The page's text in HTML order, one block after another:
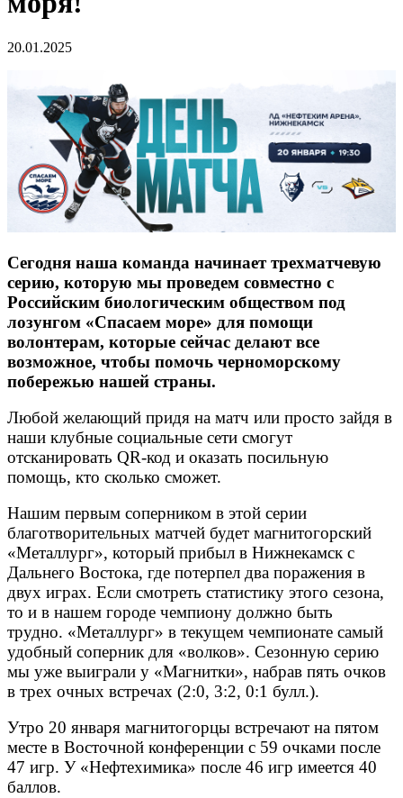
20.01.2025
Сегодня наша команда начинает трехматчевую
серию, которую мы проведем совместно с
Российским биологическим обществом под
лозунгом «Спасаем море» для помощи
волонтерам, которые сейчас делают все
возможное, чтобы помочь черноморскому
побережью нашей страны.
Любой желающий придя на матч или просто зайдя в
наши клубные социальные сети смогут
отсканировать QR-код и оказать посильную
помощь, кто сколько сможет.
Нашим первым соперником в этой серии
благотворительных матчей будет магнитогорский
«Металлург», который прибыл в Нижнекамск с
Дальнего Востока, где потерпел два поражения в
двух играх. Если смотреть статистику этого сезона,
то и в нашем городе чемпиону должно быть
трудно. «Металлург» в текущем чемпионате самый
удобный соперник для «волков». Сезонную серию
мы уже выиграли у «Магнитки», набрав пять очков
в трех очных встречах (2:0, 3:2, 0:1 булл.).
Утро 20 января магнитогорцы встречают на пятом
месте в Восточной конференции с 59 очками после
47 игр. У «Нефтехимика» после 46 игр имеется 40
баллов.